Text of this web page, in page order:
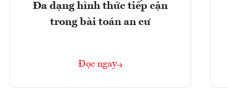
Đa dạng hình thức tiếp cận
trong bài toán an cư
Đọc ngay